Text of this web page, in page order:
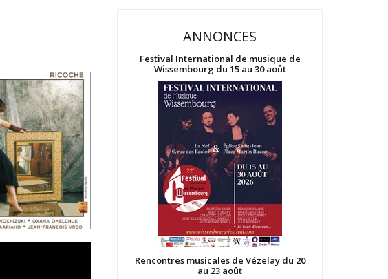
ANNONCES
Festival International de musique de
Wissembourg du 15 au 30 août
Rencontres musicales de Vézelay du 20
au 23 août